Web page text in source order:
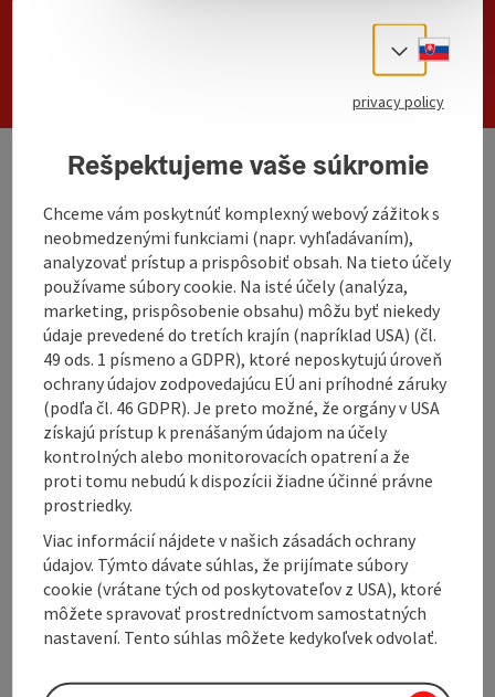
Contact
General information
adjust the filter functions!
non-binding inquiry
Select
privacy policy
Rešpektujeme vaše súkromie
Chceme vám poskytnúť komplexný webový zážitok s
neobmedzenými funkciami (napr. vyhľadávaním),
analyzovať prístup a prispôsobiť obsah. Na tieto účely
používame súbory cookie. Na isté účely (analýza,
marketing, prispôsobenie obsahu) môžu byť niekedy
údaje prevedené do tretích krajín (napríklad USA) (čl.
49 ods. 1 písmeno a GDPR), ktoré neposkytujú úroveň
ochrany údajov zodpovedajúcu EÚ ani príhodné záruky
(podľa čl. 46 GDPR). Je preto možné, že orgány v USA
získajú prístup k prenášaným údajom na účely
kontrolných alebo monitorovacích opatrení a že
proti tomu nebudú k dispozícii žiadne účinné právne
prostriedky.
Viac informácií nájdete v našich zásadách ochrany
údajov. Týmto dávate súhlas, že prijímate súbory
cookie (vrátane tých od poskytovateľov z USA), ktoré
môžete spravovať prostredníctvom samostatných
nastavení. Tento súhlas môžete kedykoľvek odvolať.